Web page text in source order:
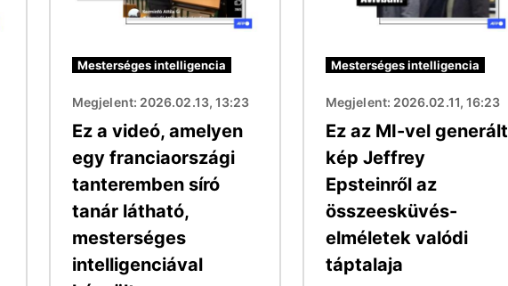
Mesterséges intelligencia
Megjelent: 2026.02.13, 13:23
Ez a videó, amelyen
egy franciaországi
tanteremben síró
tanár látható,
mesterséges
intelligenciával
Mesterséges intelligencia
Megjelent: 2026.02.11, 16:23
Ez az MI-vel generált
kép Jeffrey
Epsteinről az
összeesküvés-
elméletek valódi
táptalaja